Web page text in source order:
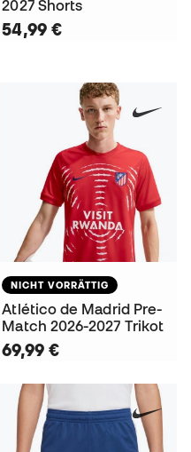
2027 Shorts
54,99 €
NICHT VORRÄTTIG
Atlético de Madrid Pre-
Match 2026-2027 Trikot
69,99 €